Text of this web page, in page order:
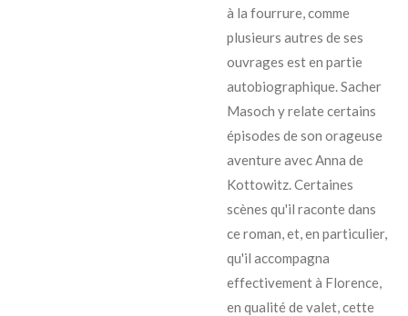
à la fourrure, comme
plusieurs autres de ses
ouvrages est en partie
autobiographique. Sacher
Masoch y relate certains
épisodes de son orageuse
aventure avec Anna de
Kottowitz. Certaines
scènes qu'il raconte dans
ce roman, et, en particulier,
qu'il accompagna
effectivement à Florence,
en qualité de valet, cette